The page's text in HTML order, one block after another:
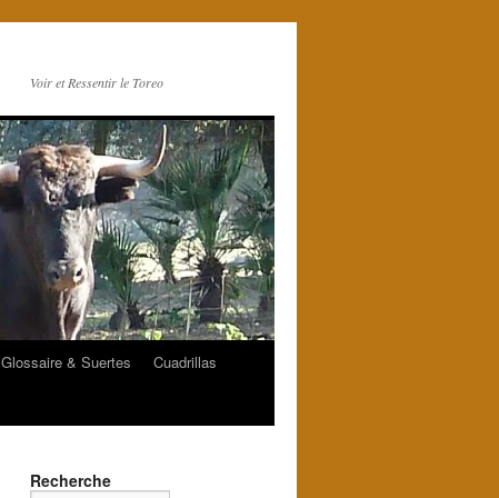
Voir et Ressentir le Toreo
Glossaire & Suertes
Cuadrillas
Recherche